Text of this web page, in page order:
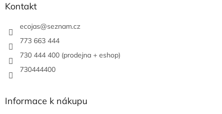
Kontakt
ecojas@seznam.cz
773 663 444
730 444 400 (prodejna + eshop)
730444400
Informace k nákupu